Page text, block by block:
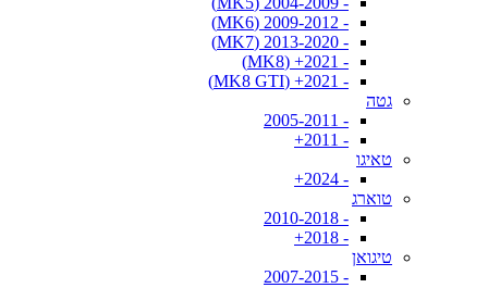
- 2009-2012 (MK6)
- 2013-2020 (MK7)
- 2021+ (MK8)
- 2021+ (MK8 GTI)
גטה
- 2005-2011
- 2011+
טאיגו
- 2024+
טוארג
- 2010-2018
- 2018+
טיגואן
- 2007-2015